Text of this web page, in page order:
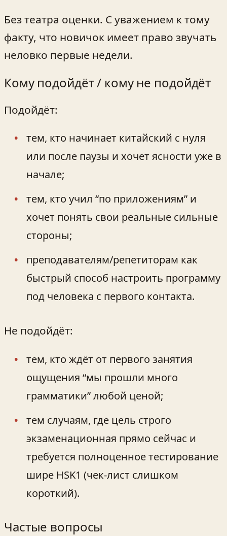
Без театра оценки. С уважением к тому
факту, что новичок имеет право звучать
неловко первые недели.
Кому подойдёт / кому не подойдёт
Подойдёт:
тем, кто начинает китайский с нуля
или после паузы и хочет ясности уже в
начале;
тем, кто учил “по приложениям” и
хочет понять свои реальные сильные
стороны;
преподавателям/репетиторам как
быстрый способ настроить программу
под человека с первого контакта.
Не подойдёт:
тем, кто ждёт от первого занятия
ощущения “мы прошли много
грамматики” любой ценой;
тем случаям, где цель строго
экзаменационная прямо сейчас и
требуется полноценное тестирование
шире HSK1 (чек‑лист слишком
короткий).
Частые вопросы